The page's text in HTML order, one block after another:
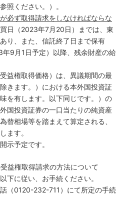
照ください。）。
必ず取得請求をしなければならな
日（2023年7月 20日）までは、東
り、また、信託終了日まで保有
年9 月 1 日予定）以降、残余財産の給
益権取得価格）は、異議期間の最
きます。）における本外国投資証
を有します。以下同じです。）の
国投資証券の一口当たりの純資産
替相場等を踏まえて算定される、
ます。
示予定です。
益権取得請求の方法について
下に従い、お手続ください。
（0120-232-711 ）にて所定の手続